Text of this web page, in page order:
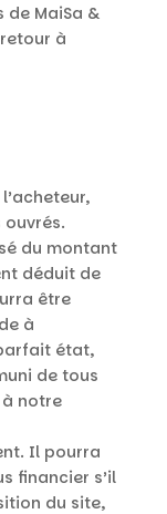
MaiSa &
à
du montant
déduit de
être
à
état,
de tous
à notre
Il pourra
financier s’il
du site,